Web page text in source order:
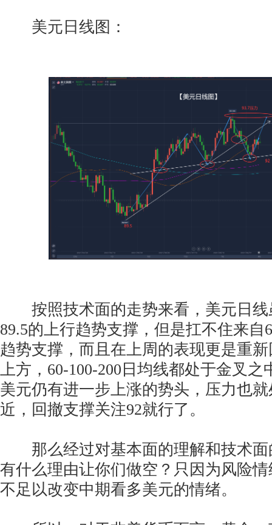
美元日线图：
按照技术面的走势来看，美元日线
89.5的上行趋势支撑，但是扛不住来自
趋势支撑，而且在上周的表现更是重
上方，60-100-200日均线都处于金叉之
美元仍有进一步上涨的势头，压力也
近，回撤支撑关注92就行了。
那么经过对基本面的理解和技术面
有什么理由让你们做空？只因为风险
不足以改变中期看多美元的情绪。